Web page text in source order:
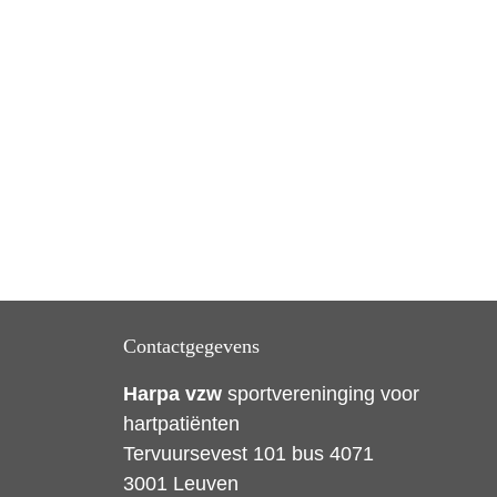
Contactgegevens
Harpa vzw sportvereninging voor
hartpatiënten
Tervuursevest 101 bus 4071
3001 Leuven